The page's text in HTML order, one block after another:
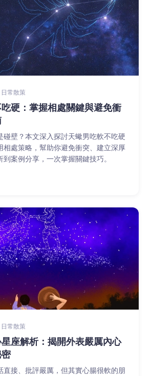
常散策
硬：掌握相處關鍵與避免衝
碰壁？本文深入探討天蠍男吃軟不吃硬
相處策略，幫助你避免衝突、建立深厚
案例分享，一次掌握關鍵技巧。
常散策
座解析：揭開外表嚴厲內心
直接、批評嚴厲，但其實心腸很軟的朋